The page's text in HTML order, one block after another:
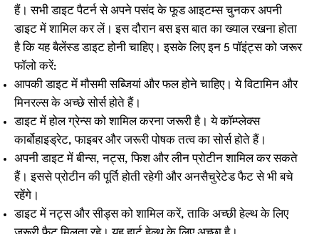
हैं। सभी डाइट पैटर्न से अपने पसंद के फूड आइटम्स चुनकर अपनी
डाइट में शामिल कर लें। इस दौरान बस इस बात का ख्याल रखना होता
है कि यह बैलेंस्ड डाइट होनी चाहिए। इसके लिए इन 5 पॉइंट्स को जरूर
फॉलो करें:
आपकी डाइट में मौसमी सब्जियां और फल होने चाहिए। ये विटामिन और
मिनरल्स के अच्छे सोर्स होते हैं।
डाइट में होल ग्रेन्स को शामिल करना जरूरी है। ये कॉम्प्लेक्स
कार्बोहाइड्रेट, फाइबर और जरूरी पोषक तत्व का सोर्स होते हैं।
अपनी डाइट में बीन्स, नट्स, फिश और लीन प्रोटीन शामिल कर सकते
हैं। इससे प्रोटीन की पूर्ति होती रहेगी और अनसैचुरेटेड फैट से भी बचे
रहेंगे।
डाइट में नट्स और सीड्स को शामिल करें, ताकि अच्छी हेल्थ के लिए